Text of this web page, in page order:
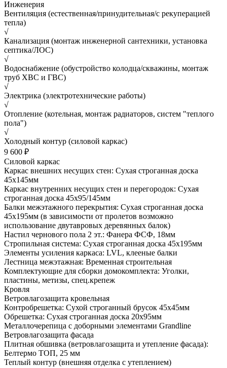
Инженерия
Вентиляция (естественная/принудительная/с рекуперацией
тепла)
√
Канализация (монтаж инженерной сантехники, установка
септика/ЛОС)
√
Водоснабжение (обустройство колодца/скважины, монтаж
труб ХВС и ГВС)
√
Электрика (электротехнические работы)
√
Отопление (котельная, монтаж радиаторов, систем "теплого
пола")
√
Холодный контур (силовой каркас)
9 600 ₽
Силовой каркас
Каркас внешних несущих стен: Сухая строганная доска
45х145мм
Каркас внутренних несущих стен и перегородок: Сухая
строганная доска 45х95/145мм
Балки межэтажного перекрытия: Сухая строганная доска
45х195мм (в зависимости от пролетов возможно
использование двутавровых деревянных балок)
Настил чернового пола 2 эт.: Фанера ФСФ, 18мм
Стропильная система: Сухая строганная доска 45х195мм
Элементы усиления каркаса: LVL, клееные балки
Лестница межэтажная: Временная строительная
Комплектующие для сборки домокомплекта: Уголки,
пластины, метизы, спец.крепеж
Кровля
Ветровлагозащита кровельная
Контробрешетка: Сухой строганный брусок 45х45мм
Обрешетка: Сухая строганная доска 20х95мм
Металлочерепица с доборными элементами Grandline
Ветровлагозащита фасада
Плитная обшивка (ветровлагозащита и утепление фасада):
Белтермо ТОП, 25 мм
Теплый контур (внешняя отделка с утеплением)